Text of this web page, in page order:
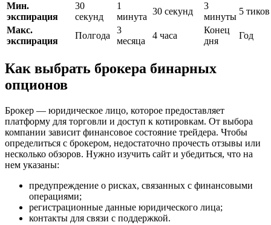
Мин.
экспирация
30
секунд
1
минута
30 секунд
3
минуты
5 тиков
Макс.
экспирация
Полгода
3
месяца
4 часа
Конец
дня
Год
Как выбрать брокера бинарных
опционов
Брокер — юридическое лицо, которое предоставляет
платформу для торговли и доступ к котировкам. От выбора
компании зависит финансовое состояние трейдера. Чтобы
определиться с брокером, недостаточно прочесть отзывы или
несколько обзоров. Нужно изучить сайт и убедиться, что на
нем указаны:
предупреждение о рисках, связанных с финансовыми
операциями;
регистрационные данные юридического лица;
контакты для связи с поддержкой.